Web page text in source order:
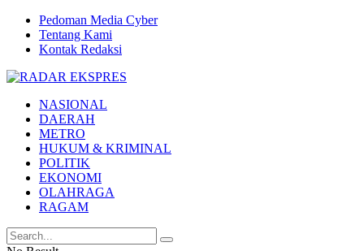
Pedoman Media Cyber
Tentang Kami
Kontak Redaksi
NASIONAL
DAERAH
METRO
HUKUM & KRIMINAL
POLITIK
EKONOMI
OLAHRAGA
RAGAM